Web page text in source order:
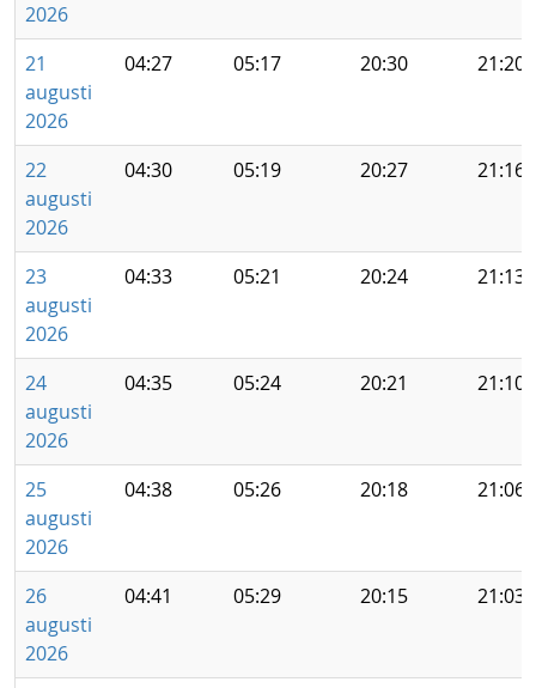
2026
21
augusti
2026
04:27 05:17 20:30 21:20
22
augusti
2026
04:30 05:19 20:27 21:16
23
augusti
2026
04:33 05:21 20:24 21:13
24
augusti
2026
04:35 05:24 20:21 21:10
25
augusti
2026
04:38 05:26 20:18 21:06
26
augusti
2026
04:41 05:29 20:15 21:03